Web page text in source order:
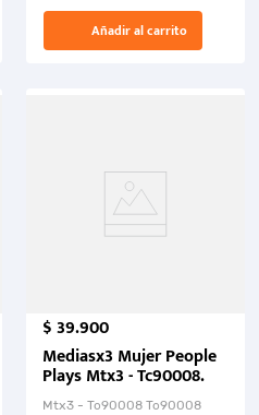
Añadir al carrito
$39.900
Mediasx3 Mujer People
Plays Mtx3 - Tc90008.
Mtx3 - Tc90008 Tc90008